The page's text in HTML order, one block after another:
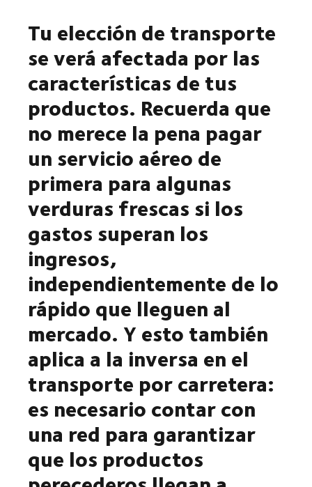
Tu elección de transporte
se verá afectada por las
características de tus
productos. Recuerda que
no merece la pena pagar
un servicio aéreo de
primera para algunas
verduras frescas si los
gastos superan los
ingresos,
independientemente de lo
rápido que lleguen al
mercado. Y esto también
aplica a la inversa en el
transporte por carretera:
es necesario contar con
una red para garantizar
que los productos